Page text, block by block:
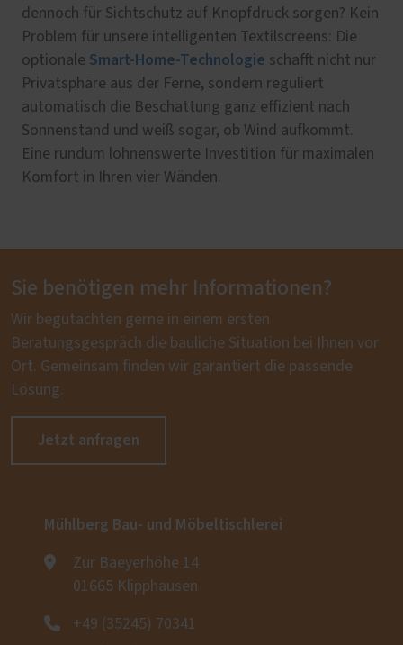
dennoch für Sichtschutz auf Knopfdruck sorgen? Kein
Problem für unsere intelligenten Textilscreens: Die
optionale Smart-Home-Technologie schafft nicht nur
Privatsphäre aus der Ferne, sondern reguliert
automatisch die Beschattung ganz effizient nach
Sonnenstand und weiß sogar, ob Wind aufkommt.
Eine rundum lohnenswerte Investition für maximalen
Komfort in Ihren vier Wänden.
Sie benötigen mehr Informationen?
Wir begutachten gerne in einem ersten
Beratungsgespräch die bauliche Situation bei Ihnen vor
Ort. Gemeinsam finden wir garantiert die passende
Lösung.
Jetzt anfragen
Mühlberg Bau- und Möbeltischlerei
Zur Baeyerhöhe 14
01665 Klipphausen
+49 (35245) 70341